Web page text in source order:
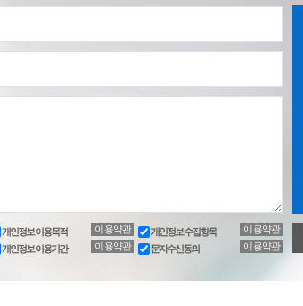
개인정보 이용목적 이용약관 개인정보 수집항목
이용약관
개인정보 이용기간
이용약관 문자수신동의 이용약관